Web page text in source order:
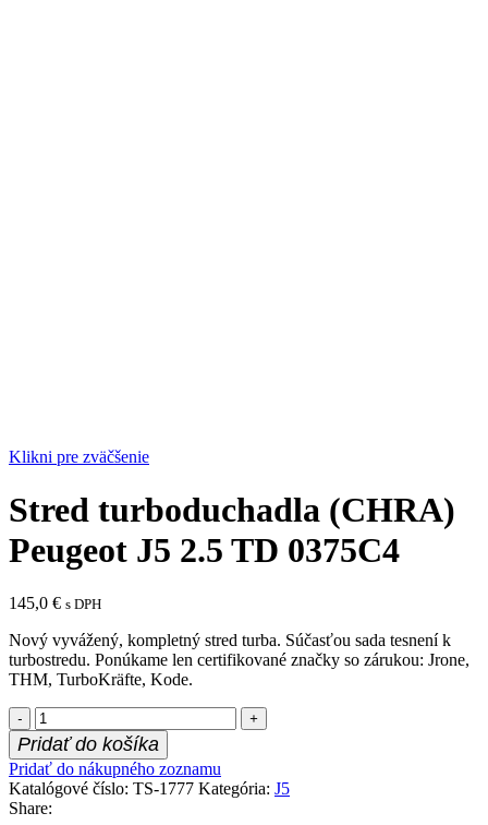
Klikni pre zväčšenie
Stred turboduchadla (CHRA)
Peugeot J5 2.5 TD 0375C4
145,0 € s DPH
Nový vyvážený, kompletný stred turba. Súčasťou sada tesnení k
turbostredu. Ponúkame len certifikované značky so zárukou: Jrone,
THM, TurboKräfte, Kode.
množstvo
Stred
turboduchadla
(CHRA)
Peugeot
J5
Pridať do košíka
Pridať do nákupného zoznamu
Katalógové číslo: TS-1777 Kategória: J5
Share: